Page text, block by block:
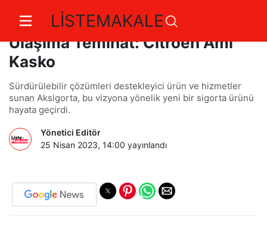
LİSTEMAKALE
Aksigorta'dan Sürdürülebilir
Ulaşıma Teminat: Citroën Ami
Kasko
Sürdürülebilir çözümleri destekleyici ürün ve hizmetler
sunan Aksigorta, bu vizyona yönelik yeni bir sigorta ürünü
hayata geçirdi.
Yönetici Editör
25 Nisan 2023, 14:00 yayınlandı